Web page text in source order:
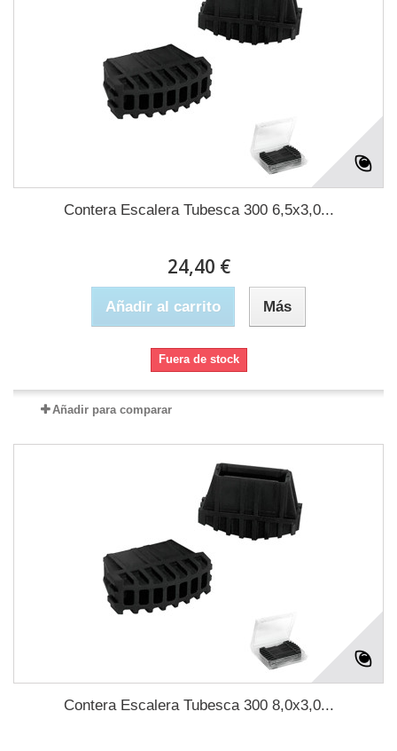
Contera Escalera Tubesca 300 6,5x3,0...
24,40 €
Añadir al carrito Más
Fuera de stock
Añadir para comparar
Contera Escalera Tubesca 300 8,0x3,0...